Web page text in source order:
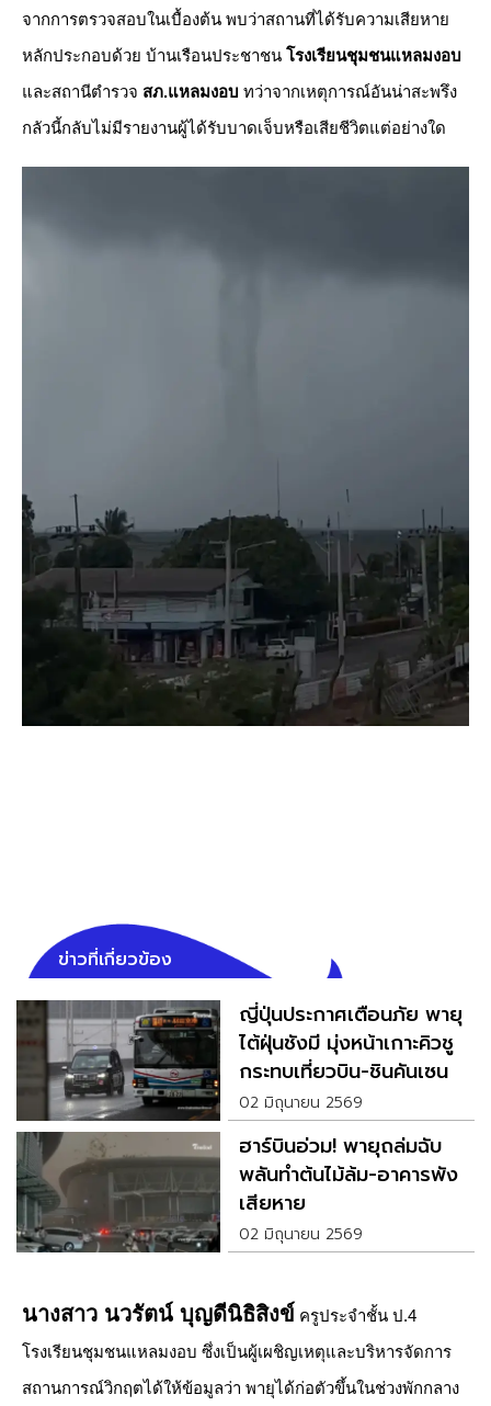
​จากการตรวจสอบในเบื้องต้น พบว่าสถานที่ได้รับความเสียหาย
หลักประกอบด้วย บ้านเรือนประชาชน โรงเรียนชุมชนแหลมงอบ
และสถานีตำรวจ สภ.แหลมงอบ ทว่าจากเหตุการณ์อันน่าสะพรึง
กลัวนี้กลับไม่มีรายงานผู้ได้รับบาดเจ็บหรือเสียชีวิตแต่อย่างใด
ข่าวที่เกี่ยวข้อง
ญี่ปุ่นประกาศเตือนภัย พายุ
ไต้ฝุ่นชังมี มุ่งหน้าเกาะคิวชู
กระทบเที่ยวบิน-ชินคันเซน
02 มิถุนายน 2569
ฮาร์บินอ่วม! พายุถล่มฉับ
พลันทำต้นไม้ล้ม-อาคารพัง
เสียหาย
02 มิถุนายน 2569
นางสาว นวรัตน์ บุญดีนิธิสิงข์ ครูประจำชั้น ป.4
โรงเรียนชุมชนแหลมงอบ ซึ่งเป็นผู้เผชิญเหตุและบริหารจัดการ
สถานการณ์วิกฤตได้ให้ข้อมูลว่า พายุได้ก่อตัวขึ้นในช่วงพักกลาง